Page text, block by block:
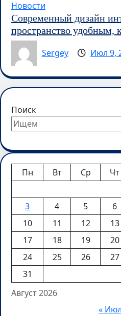
Новости
Современный дизайн
пространство
Sergey
Июл 9,
Поиск
Август 2026
Пн Вт Ср Чт
3
4 5 6
10
11 12 13
17
18 19 20
24
25 26 27
31
« Июл